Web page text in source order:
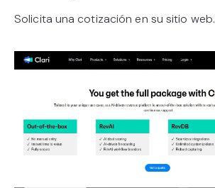
Solicita una cotización en su sitio web.